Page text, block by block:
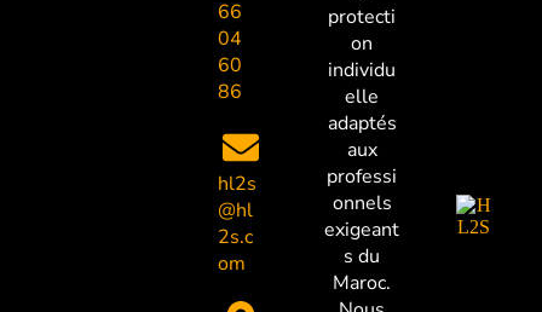
protecti
on
individu
elle
adaptés
aux
professi
onnels
exigeant
s du
Maroc.
66
04
60
86
hl2s
@hl
2s.c
om